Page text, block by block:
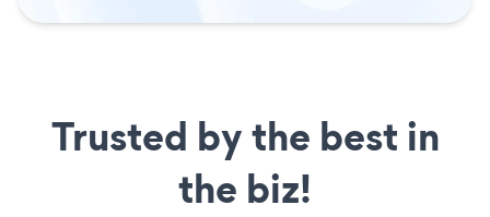
Trusted by the best in
the biz!